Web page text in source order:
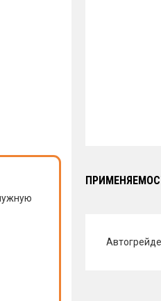
ЗВОНОК